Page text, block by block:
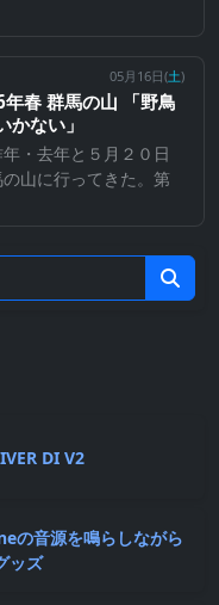
05月16日(土)
春 群馬の山 「野鳥
かない」
・去年と５月２０日
山に行ってきた。第
DI V2
の音源を鳴らしながら
ッズ